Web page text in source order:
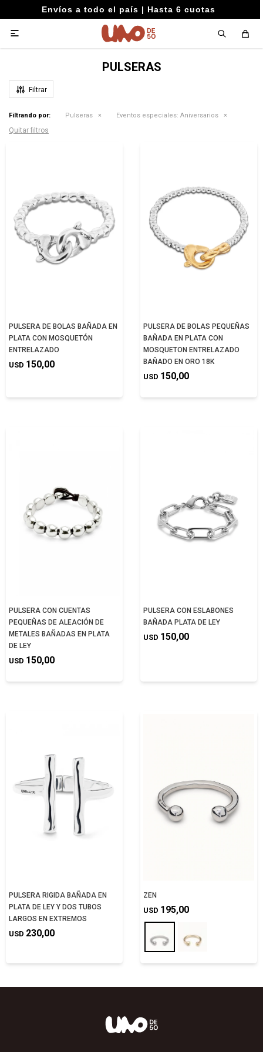
Envíos a todo el país | Hasta 6 cuotas

PULSERAS
Filtrando por: Pulseras Eventos especiales: Aniversarios
Quitar filtros
PULSERA DE BOLAS BAÑADA EN
PLATA CON MOSQUETÓN
ENTRELAZADO
USD 150,00
PULSERA DE BOLAS PEQUEÑAS
BAÑADA EN PLATA CON
MOSQUETON ENTRELAZADO
BAÑADO EN ORO 18K
USD 150,00
PULSERA CON CUENTAS
PEQUEÑAS DE ALEACIÓN DE
METALES BAÑADAS EN PLATA
DE LEY
USD 150,00
PULSERA CON ESLABONES
BAÑADA PLATA DE LEY
USD 150,00
PULSERA RIGIDA BAÑADA EN
PLATA DE LEY Y DOS TUBOS
LARGOS EN EXTREMOS
USD 230,00
ZEN
USD 195,00